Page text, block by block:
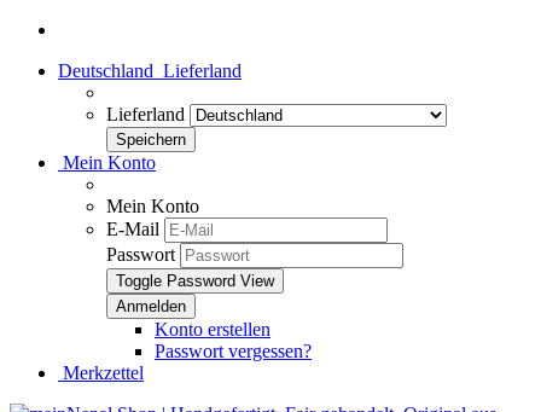
Deutschland Lieferland
Lieferland
Mein Konto
Mein Konto
E-Mail
Passwort
Toggle Password View
Konto erstellen
Passwort vergessen?
Merkzettel